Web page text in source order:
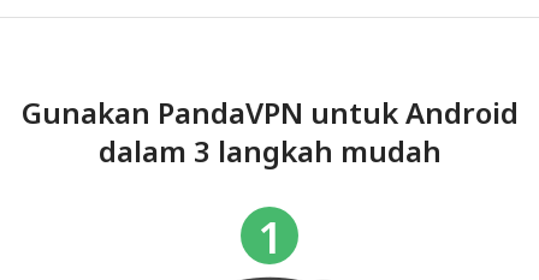
Gunakan PandaVPN untuk Android
dalam 3 langkah mudah